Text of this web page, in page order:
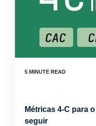
Métricas 4-C para
seguir